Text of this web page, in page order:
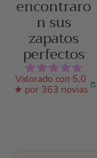
encontraro
n sus
zapatos
perfectos
Valorado con 5,0
★ por 363 novias
Llevé los zapatos el
día entero y estuve
cómoda desde el
primer momento
hasta el último. Los
había llevado
solamente durante